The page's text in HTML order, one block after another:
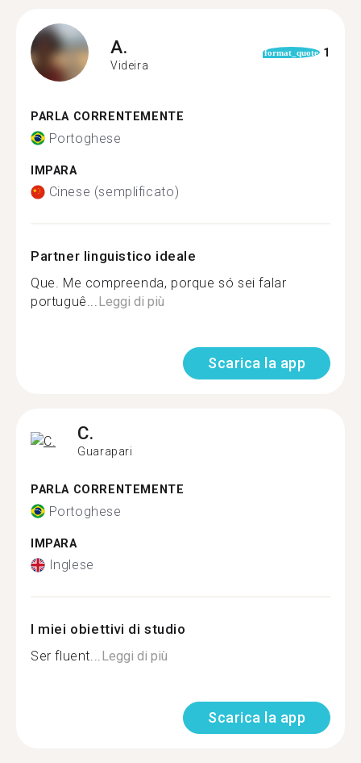
A.
Videira
format_quote 1
PARLA CORRENTEMENTE
Portoghese
IMPARA
Cinese (semplificato)
Partner linguistico ideale
Que. Me compreenda, porque só sei falar
portuguê...Leggi di più
Scarica la app
C.
Guarapari
PARLA CORRENTEMENTE
Portoghese
IMPARA
Inglese
I miei obiettivi di studio
Ser fluent...Leggi di più
Scarica la app